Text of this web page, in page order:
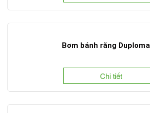
Bơm bánh răng
Chi tiết